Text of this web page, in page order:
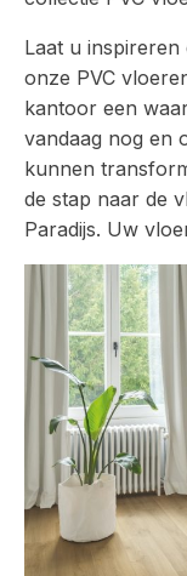
Laat u inspireren
onze PVC
kantoor een
vandaag nog en
kunnen
de stap naar de
Paradijs. Uw